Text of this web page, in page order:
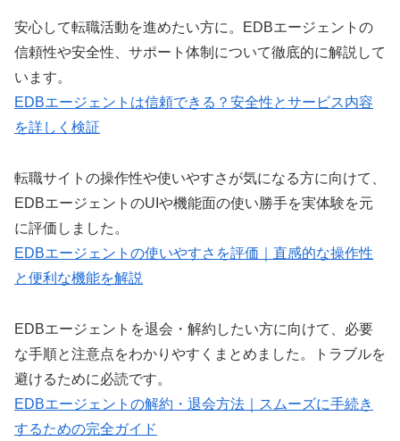
安心して転職活動を進めたい方に。EDBエージェントの
信頼性や安全性、サポート体制について徹底的に解説して
います。
EDBエージェントは信頼できる？安全性とサービス内容
を詳しく検証
転職サイトの操作性や使いやすさが気になる方に向けて、
EDBエージェントのUIや機能面の使い勝手を実体験を元
に評価しました。
EDBエージェントの使いやすさを評価｜直感的な操作性
と便利な機能を解説
EDBエージェントを退会・解約したい方に向けて、必要
な手順と注意点をわかりやすくまとめました。トラブルを
避けるために必読です。
EDBエージェントの解約・退会方法｜スムーズに手続き
するための完全ガイド